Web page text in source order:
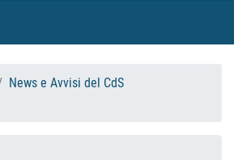
News e Avvisi del CdS